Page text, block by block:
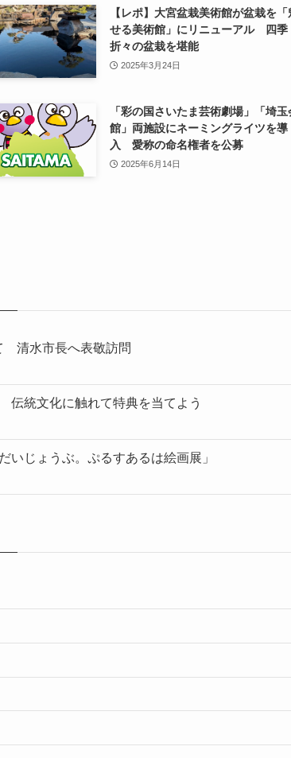
【レポ】大宮盆栽美術館が盆栽を「
せる美術館」にリニューアル 四季
折々の盆栽を堪能
2025年3月24日
「彩の国さいたま芸術劇場」「埼玉
館」両施設にネーミングライツを導
入 愛称の命名権者を公募
2025年6月14日
清水市長へ表敬訪問
統文化に触れて特典を当てよう
じょうぶ。ぷるすあるは絵画展」